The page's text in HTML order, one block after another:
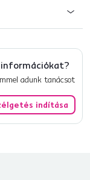
információkat?
adunk tanácsot
indítása